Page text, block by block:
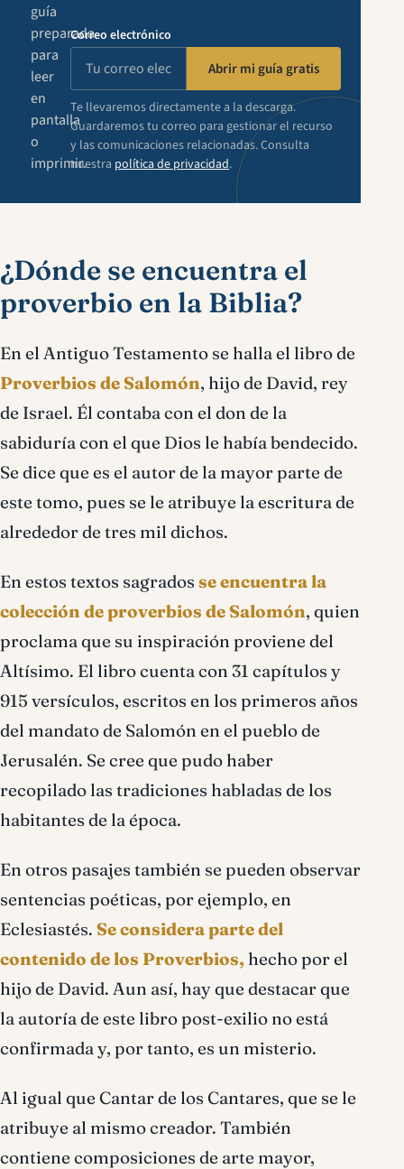
guía
preparada
para
leer
en
pantalla
o
imprimir.
Correo electrónico
Abrir mi guía gratis
Te llevaremos directamente a la descarga.
Guardaremos tu correo para gestionar el recurso
y las comunicaciones relacionadas. Consulta
nuestra política de privacidad.
¿Dónde se encuentra el
proverbio en la Biblia?
En el Antiguo Testamento se halla el libro de
Proverbios de Salomón, hijo de David, rey
de Israel. Él contaba con el don de la
sabiduría con el que Dios le había bendecido.
Se dice que es el autor de la mayor parte de
este tomo, pues se le atribuye la escritura de
alrededor de tres mil dichos.
En estos textos sagrados se encuentra la
colección de proverbios de Salomón, quien
proclama que su inspiración proviene del
Altísimo. El libro cuenta con 31 capítulos y
915 versículos, escritos en los primeros años
del mandato de Salomón en el pueblo de
Jerusalén. Se cree que pudo haber
recopilado las tradiciones habladas de los
habitantes de la época.
En otros pasajes también se pueden observar
sentencias poéticas, por ejemplo, en
Eclesiastés. Se considera parte del
contenido de los Proverbios, hecho por el
hijo de David. Aun así, hay que destacar que
la autoría de este libro post-exilio no está
confirmada y, por tanto, es un misterio.
Al igual que Cantar de los Cantares, que se le
atribuye al mismo creador. También
contiene composiciones de arte mayor,